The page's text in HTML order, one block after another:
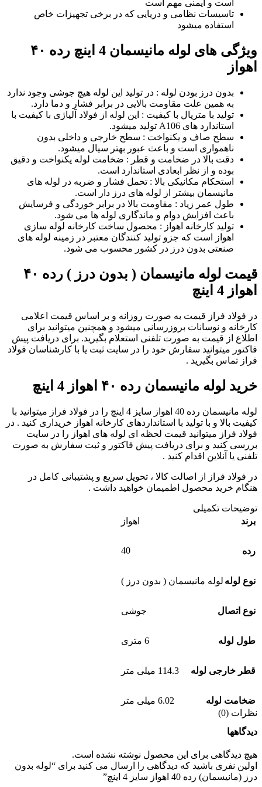
است و ایمنی مهم است
تاسیسات نظامی و دریایی که در برخی تجهیزات خاص
استفاده میشود
ویژگی های لوله مانیسمان 4 اینچ رده ۴۰
اهواز
بدون درز بودن لوله : در تولید این لوله هیچ جوشی وجود ندارد
به همین علت مقاومت بالایی در برابر فشار و دما دارد.
تولید با متریال با کیفیت : این لوله از فولاد آلیاژی با کیفیت با
استاندارد های A106 تولید میشود.
سطح صاف و یکنواخت : سطح خارجی و داخلی بدون
ناهمواری است و باعث عبور بهتر سیال میشود.
دقت بالا در ضخامت و قطر : ضخامت لوله یکنواخت و دقیق
بوده و از نظر ابعادی استاندارد است.
استحکام مکانیکی بالا : تحمل فشار و ضربه در لوله ‌های
مانیسمان بیشتر از لوله‌ های درز دار است.
طول عمر زیاد : مقاومت بالا در برابر خوردگی و فرسایش
باعث افزایش دوام و ماندگاری لوله ها می‌ شود.
تولید کارخانه اهواز : محصول ساخت کارخانه لوله‌ سازی
اهواز است که جزو تولید کنندگان معتبر در زمینه لوله‌ های
صنعتی بدون درز در کشور محسوب می ‌شود.
قیمت لوله مانیسمان ( بدون درز ) رده ۴۰
اهواز 4 اینچ
در فولاد فراز قیمت به صورت روزانه و بر اساس قیمت اعلامی
کارخانه و نوسانات بروزرسانی میشود و همچنین میتوانید برای
اطلاع از قیمت به صورت تلفنی استعلام بگیرید. برای دریافت پیش
فاکتور میتوانید سفارش خود را در سایت ثبت یا با کارشناسان فولاد
فراز تماس بگیرید .
خرید لوله مانیسمان رده ۴۰ اهواز 4 اینچ
لوله مانیسمان رده 40 اهواز سایز 4 اینچ را در فولاد فراز میتوانید با
کیفیت بالا و با تولید با استانداردهای کارخانه اهواز خریداری کنید . در
فولاد فراز میتوانید قیمت لحظه ای لوله های اهواز را در سایت
بررسی کنید و برای دریافت پیش فاکتور و ثبت سفارش به صورت
تلفنی یا آنلاین اقدام کنید .
در فولاد فراز از اصالت کالا ، تحویل سریع و پشتیبانی کامل در
هنگام خرید محصول اطمیمان خواهید داشت .
توضیحات تکمیلی
برند
اهواز
رده 40
نوع لوله لوله مانیسمان ( بدون درز )
نوع اتصال جوشی
طول لوله 6 متری
قطر خارجی لوله 114.3 میلی متر
ضخامت لوله
6.02 میلی متر
نظرات (0)
دیدگاهها
هیچ دیدگاهی برای این محصول نوشته نشده است.
اولین نفری باشید که دیدگاهی را ارسال می کنید برای “لوله بدون
درز (مانیسمان) رده 40 اهواز سایز 4 اینچ”